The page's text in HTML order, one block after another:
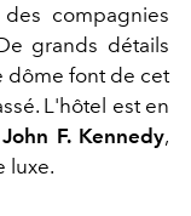
compagnies
grands détails
dôme font de cet
L'hôtel est en
John F. Kennedy,
luxe.